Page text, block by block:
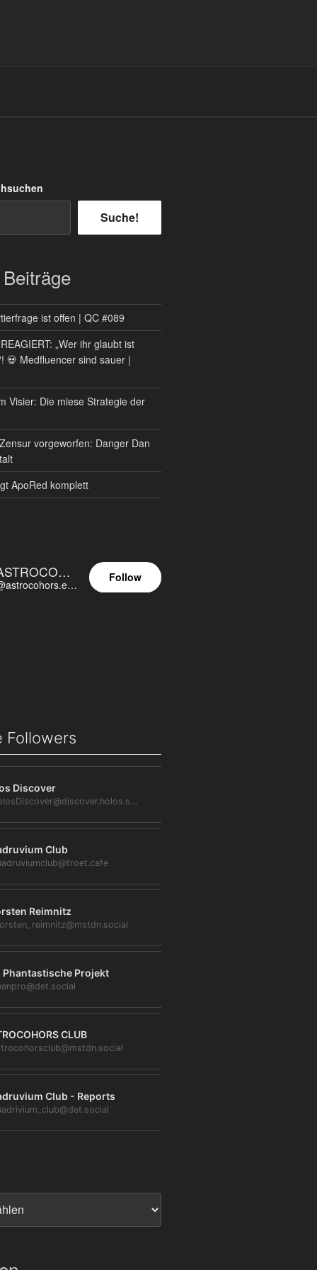
Suche!
ist offen | QC #089
„Wer ihr glaubt ist
💀 Medfluencer sind sauer |
Visier: Die miese Strategie der
vorgeworfen: Danger Dan
ApoRed komplett
ASTROCOHORS EUNOIA ULTIMA
@astrocohors.eu@astrocohors.eu
Follow
Followers
Discover
@HolosDiscover@discover.holos.social
Club
Reimnitz
Phantastische Projekt
CLUB
Club - Reports